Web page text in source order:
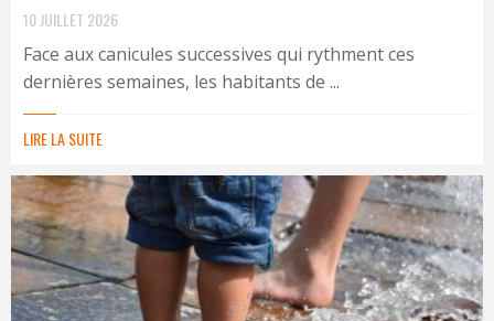
10 JUILLET 2026
Face aux canicules successives qui rythment ces
dernières semaines, les habitants de ...
LIRE LA SUITE